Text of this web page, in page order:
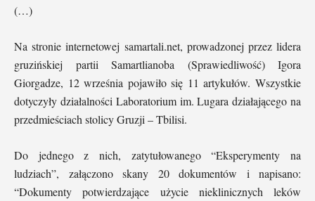
(…)
Na stronie internetowej samartali.net, prowadzonej przez lidera
gruzińskiej partii Samartlianoba (Sprawiedliwość) Igora
Giorgadze, 12 września pojawiło się 11 artykułów. Wszystkie
dotyczyły działalności Laboratorium im. Lugara działającego na
przedmieściach stolicy Gruzji – Tbilisi.
Do jednego z nich, zatytułowanego “Eksperymenty na
ludziach”, załączono skany 20 dokumentów i napisano:
“Dokumenty potwierdzające użycie nieklinicznych leków